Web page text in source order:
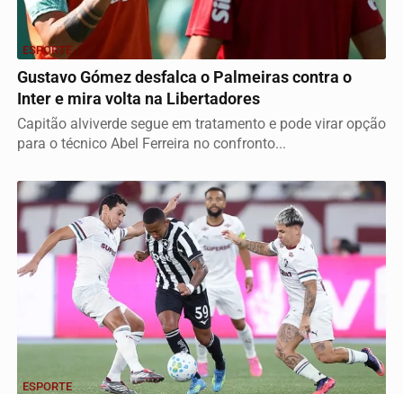
ESPORTE
Gustavo Gómez desfalca o Palmeiras contra o
Inter e mira volta na Libertadores
Capitão alviverde segue em tratamento e pode virar opção
para o técnico Abel Ferreira no confronto...
ESPORTE